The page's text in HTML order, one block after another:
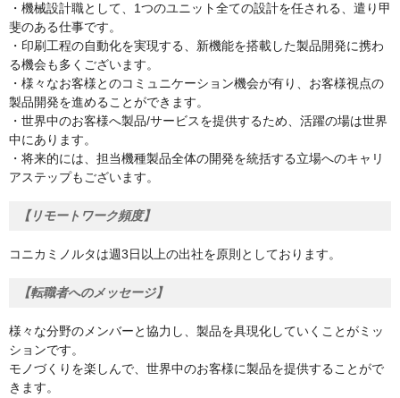
・機械設計職として、1つのユニット全ての設計を任される、遣り甲
斐のある仕事です。
・印刷工程の自動化を実現する、新機能を搭載した製品開発に携わ
る機会も多くございます。
・様々なお客様とのコミュニケーション機会が有り、お客様視点の
製品開発を進めることができます。
・世界中のお客様へ製品/サービスを提供するため、活躍の場は世界
中にあります。
・将来的には、担当機種製品全体の開発を統括する立場へのキャリ
アステップもございます。
【リモートワーク頻度】
コニカミノルタは週3日以上の出社を原則としております。
【転職者へのメッセージ】
様々な分野のメンバーと協力し、製品を具現化していくことがミッ
ションです。
モノづくりを楽しんで、世界中のお客様に製品を提供することがで
きます。